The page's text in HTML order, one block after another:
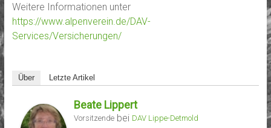
Weitere Informationen unter
https://www.alpenverein.de/DAV-
Services/Versicherungen/
Über Letzte Artikel
Beate Lippert
Vorsitzendebei DAV Lippe-Detmold